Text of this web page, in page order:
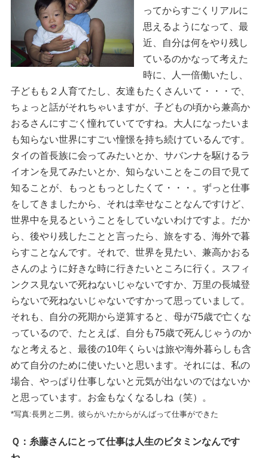
ってからすごくリアルに
思えるようになって、最
近、自分は何をやり残し
ているのかなって考えた
時に、人一倍働いたし、
子どもも２人育てたし、友達もたくさんいて・・・で、
ちょっと話がそれちゃいますが、子どもの頃から兼高か
おるさんにすごく憧れていてですね。大人になったいま
も知らない世界にすごい憧憬を持ち続けているんです。
タイの首長族に会ってみたいとか、サバンナを駆けるラ
イオンを見てみたいとか、知らないことをこの目で見て
知ることが、もっともっとしたくて・・・。ずっと仕事
をしてきましたから、それは幸せなことなんですけど、
世界中を見るということをしていないわけですよ。だか
ら、後やり残したことと言ったら、旅をする、海外で暮
らすことなんです。それで、世界を見たい、兼高かおる
さんのように好きな時に行きたいところに行く。スフィ
ンクス見ないで死ねないじゃないですか、万里の長城登
らないで死ねないじゃないですかって思っていまして。
それも、自分の死期から逆算すると、母が75歳で亡くな
っているので、たとえば、自分も75歳で死んじゃうのか
なと考えると、最後の10年くらいは旅や海外暮らしも含
めて自分のために使いたいと思います。それには、私の
場合、やっぱり仕事しないと元気が出ないのではないか
と思っています。お金もなくなるしね（笑）。
*写真:長男と二男。彼らがいたからがんばって仕事ができた
Ｑ：糸藤さんにとって仕事は人生のビタミンなんです